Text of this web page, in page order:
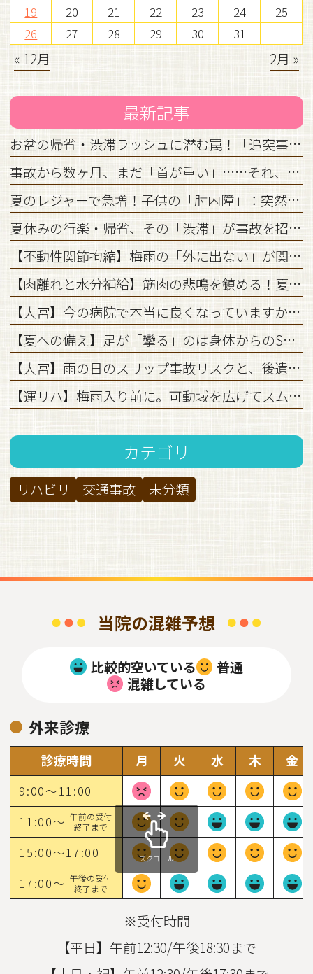
19
20 21 22 23 24
25
26
27 28 29 30 31
« 12月 2月 »
最新記事
お盆の帰省・渋滞ラッシュに潜む罠！「追突事故」を防ぐための心構えと初期対応
事故から数ヶ月、まだ「首が重い」……それ、放置してはいけません。
夏のレジャーで急増！子供の「肘内障」：突然泣き止まないその腕、どうすればいい？
夏休みの行楽・帰省、その「渋滞」が事故を招く？リスクと対策を徹底解説
【不動性関節拘縮】梅雨の「外に出ない」が関節を固める？今すぐできるメンテナンス術
【肉離れと水分補給】筋肉の悲鳴を鎮める！夏の運動と「正しい水分補給」の医学的関係
【大宮】今の病院で本当に良くなっていますか？治療の停滞を打開する「転院」の手続きと注意点
【夏への備え】足が「攣る」のは身体からのSOS？水分不足とミネラルの真実
【大宮】雨の日のスリップ事故リスクと、後遺症を残さない初期対応のすべて
【運リハ】梅雨入り前に。可動域を広げてスムーズな生活を
カテゴリ
リハビリ 交通事故 未分類
当院の混雑予想
比較的空いている
普通
混雑している
外来診療
診療時間 月 火 水 木 金
9:00～11:00
11:00～ 午前の受付
終了まで
15:00～17:00
17:00～ 午後の受付
終了まで
スクロール
※受付時間
【平日】午前12:30/午後18:30まで